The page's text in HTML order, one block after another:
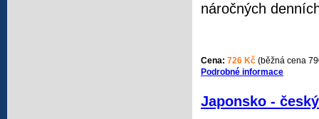
náročných
Cena: 726 Kč (běžná cena
Podrobné informace
Japonsko -